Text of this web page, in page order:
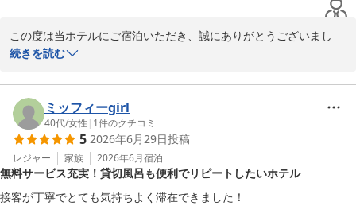
ラビスタ草津ヒルズ　フロント　堂坂
ラビスタ草津ヒルズ（共立リゾート）
2026-07-19
スタッフがプラン内容を把握してなく私から言うまで提供されない。
担当制で対応しているのに対応するお客様のプラン内容を把握していな
いのは問題ある。
飲み放題プランなのにラストオーダーも早く感じが悪い。
夜鳴きそばのラーメンは、汁がこぼれていてベタベタ。
ソーセージやアイスも事務的に渡され歓迎されてない感がある。
その他は、共立リゾートらしい素晴らしい内容でした。
また機会があれば宿泊します。
この度は当ホテルにご宿泊いただき、誠にありがとうございまし
た。
不快の念をお掛けしましたことを深くお詫び申し上げます。
ご指摘いただきました夕食時のソフトドリンク飲み放題の案内漏れ
など
スタッフへ今一度指導を徹底いたしました。
また、ラウンジや夜鳴きそばの対応におきましても、該当スタッフ
続きを読む
ミッフィーgirl
40代/女性 | 1件のクチコミ
5 2026年6月29日投稿
レジャー 家族 2026年6月宿泊
無料サービス充実！貸切風呂も便利でリピートしたいホテル
接客が丁寧でとても気持ちよく滞在できました！